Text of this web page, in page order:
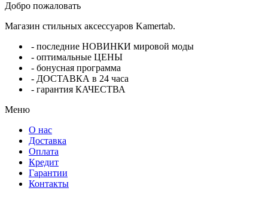
Добро пожаловать
Магазин стильных аксессуаров Kamertab.
- последние НОВИНКИ мировой моды
- оптимальные ЦЕНЫ
- бонусная программа
- ДОСТАВКА в 24 часа
- гарантия КАЧЕСТВА
Меню
О нас
Доставка
Оплата
Кредит
Гарантии
Контакты